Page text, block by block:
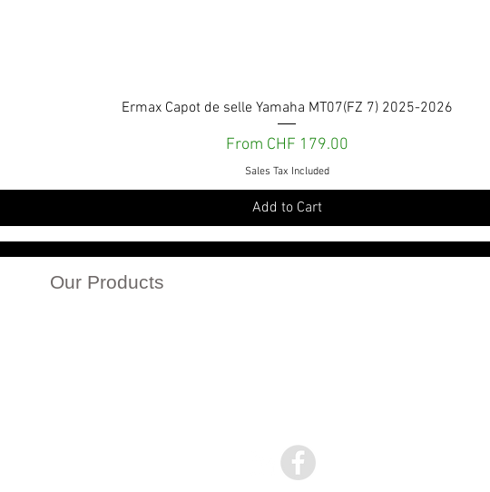
Quick View
Ermax Capot de selle Yamaha MT07(FZ 7) 2025-2026
From CHF 179.00
Sale Price
Sales Tax Included
Add to Cart
Our Products